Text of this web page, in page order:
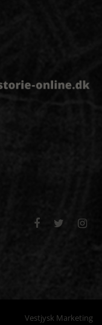
  
Vestjysk Marketing